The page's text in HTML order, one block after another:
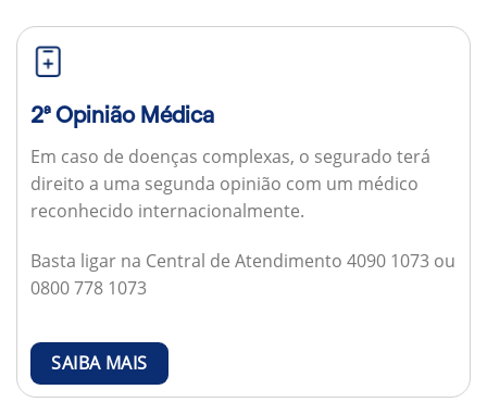
2ª Opinião Médica
Em caso de doenças complexas, o segurado terá
direito a uma segunda opinião com um médico
reconhecido internacionalmente.
Basta ligar na Central de Atendimento 4090 1073 ou
0800 778 1073
SAIBA MAIS